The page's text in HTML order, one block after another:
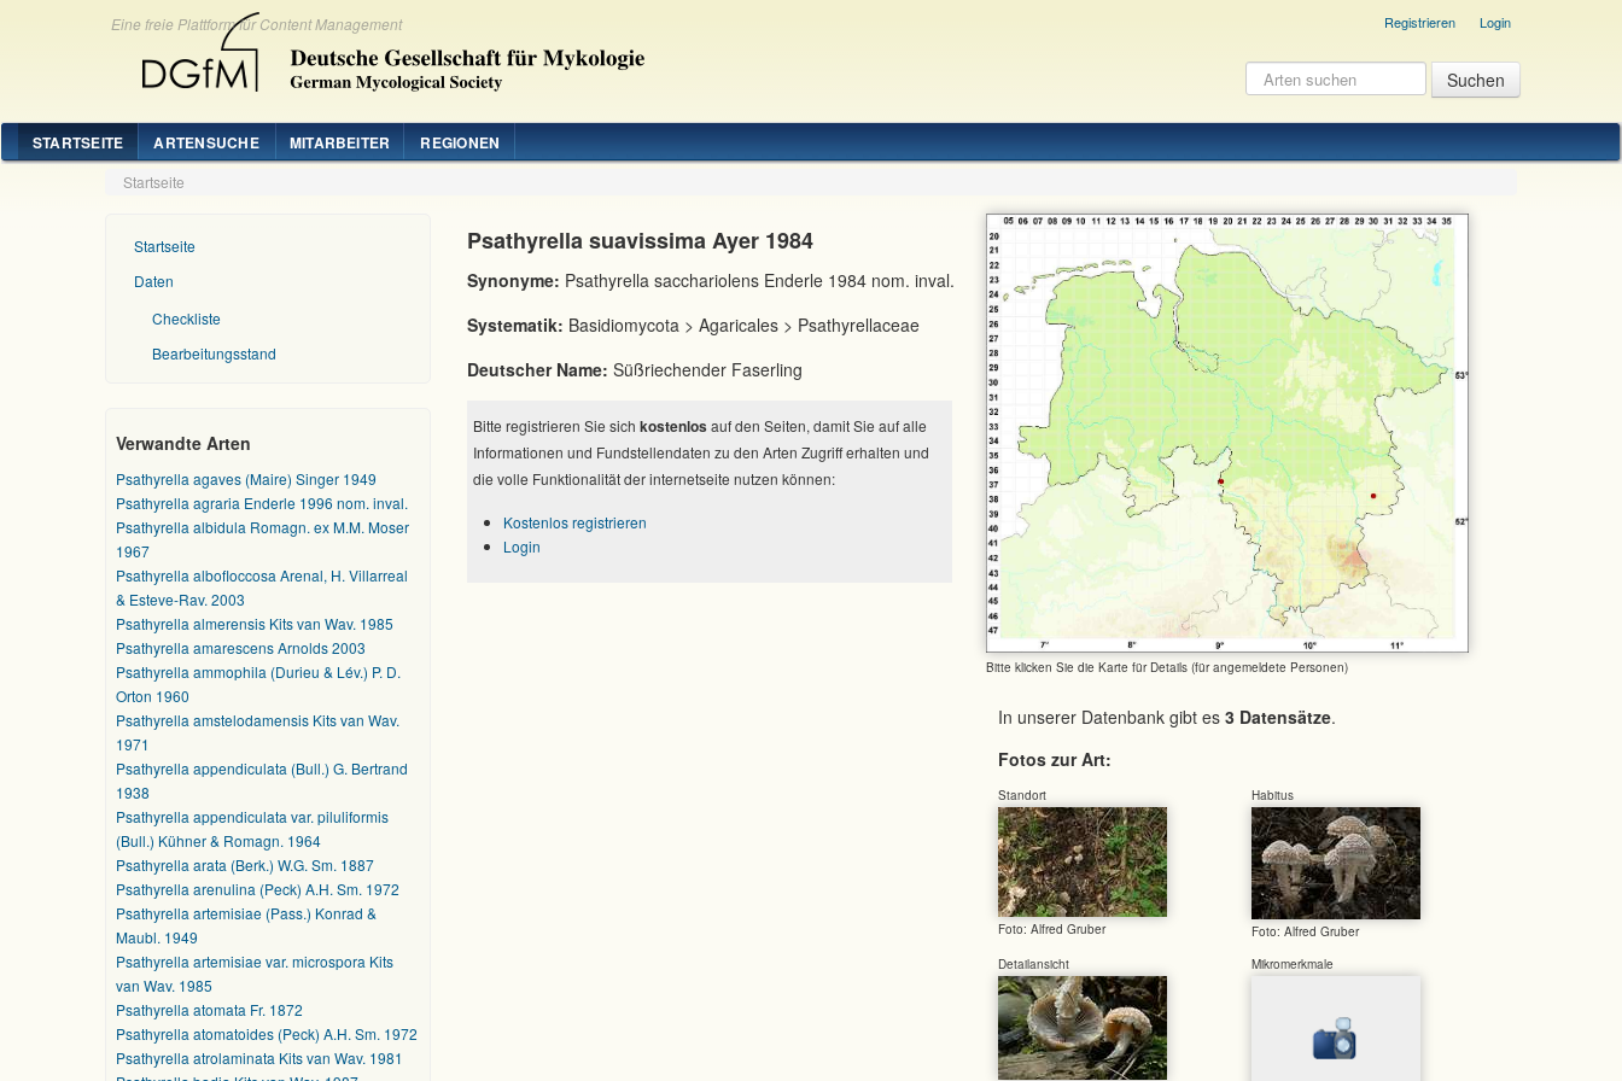
Eine freie Plattform für Content Management Registrieren Login
STARTSEITE ARTENSUCHE MITARBEITER REGIONEN
Startseite
Startseite
Daten
Checkliste
Bearbeitungsstand
Verwandte Arten
Psathyrella agaves (Maire) Singer 1949
Psathyrella agraria Enderle 1996 nom. inval.
Psathyrella albidula Romagn. ex M.M. Moser
1967
Psathyrella albofloccosa Arenal, H. Villarreal
& Esteve-Rav. 2003
Psathyrella almerensis Kits van Wav. 1985
Psathyrella amarescens Arnolds 2003
Psathyrella ammophila (Durieu & Lév.) P. D.
Orton 1960
Psathyrella amstelodamensis Kits van Wav.
1971
Psathyrella appendiculata (Bull.) G. Bertrand
1938
Psathyrella appendiculata var. piluliformis
(Bull.) Kühner & Romagn. 1964
Psathyrella arata (Berk.) W.G. Sm. 1887
Psathyrella arenulina (Peck) A.H. Sm. 1972
Psathyrella artemisiae (Pass.) Konrad &
Maubl. 1949
Psathyrella artemisiae var. microspora Kits
van Wav. 1985
Psathyrella atomata Fr. 1872
Psathyrella atomatoides (Peck) A.H. Sm. 1972
Psathyrella atrolaminata Kits van Wav. 1981
Bitte klicken Sie die Karte für Details (für angemeldete Personen)
In unserer Datenbank gibt es 3 Datensätze.
Fotos zur Art:
Standort
Foto: Alfred Gruber
Habitus
Foto: Alfred Gruber
Detailansicht
Mikromerkmale
Psathyrella suavissima Ayer 1984
Synonyme: Psathyrella sacchariolens Enderle 1984 nom. inval.
Systematik: Basidiomycota > Agaricales > Psathyrellaceae
Deutscher Name: Süßriechender Faserling
Bitte registrieren Sie sich kostenlos auf den Seiten, damit Sie auf alle
Informationen und Fundstellendaten zu den Arten Zugriff erhalten und
die volle Funktionalität der internetseite nutzen können:
Kostenlos registrieren
Login